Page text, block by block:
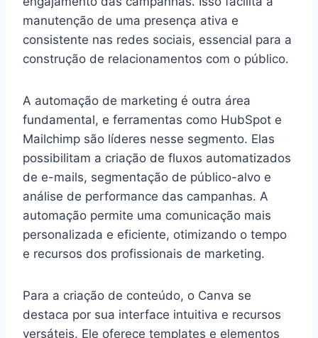
manutenção de uma presença ativa e
consistente nas redes sociais, essencial para a
construção de relacionamentos com o público.
A automação de marketing é outra área
fundamental, e ferramentas como HubSpot e
Mailchimp são líderes nesse segmento. Elas
possibilitam a criação de fluxos automatizados
de e-mails, segmentação de público-alvo e
análise de performance das campanhas. A
automação permite uma comunicação mais
personalizada e eficiente, otimizando o tempo
e recursos dos profissionais de marketing.
Para a criação de conteúdo, o Canva se
destaca por sua interface intuitiva e recursos
versáteis. Ele oferece templates e elementos